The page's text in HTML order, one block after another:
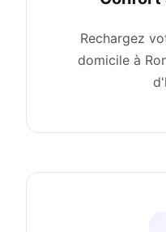
Rechargez
domicile à